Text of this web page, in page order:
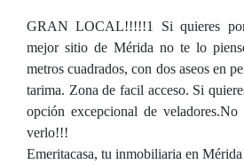
GRAN LOCAL!!!!!1 Si quieres
mejor sitio de Mérida no te lo
metros cuadrados, con dos aseos en
tarima. Zona de facil acceso. Si
opción excepcional de
verlo!!!
Emeritacasa, tu inmobiliaria en